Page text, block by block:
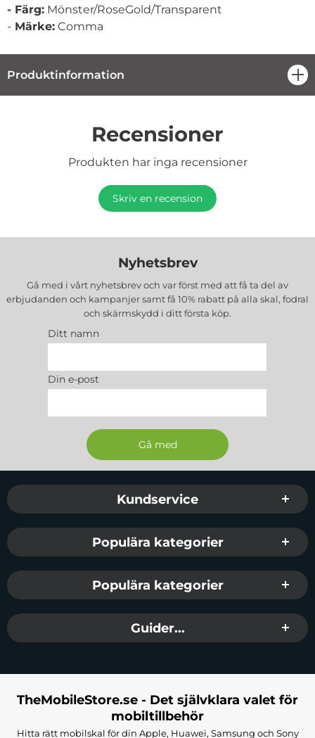
- Färg: Mönster/RoseGold/Transparent
- Märke: Comma
Produktinformation
Recensioner
Produkten har inga recensioner
Skriv en recension
Nyhetsbrev
Gå med i vårt nyhetsbrev och var först med att få ta del av
erbjudanden och kampanjer samt få 10% rabatt på alla skal, fodral
och skärmskydd i ditt första köp.
Ditt namn
Din e-post
Sidfot Blandad info och länkar
Kundservice
Populära kategorier
Populära kategorier
Guider...
TheMobileStore.se - Det självklara valet för
mobiltillbehör
Hitta rätt mobilskal för din Apple, Huawei, Samsung och Sony